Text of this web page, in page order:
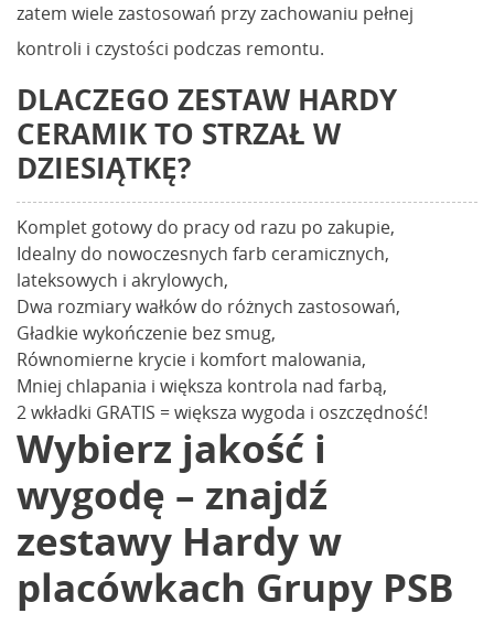
zatem wiele zastosowań przy zachowaniu pełnej
kontroli i czystości podczas remontu.
DLACZEGO ZESTAW HARDY
CERAMIK TO STRZAŁ W
DZIESIĄTKĘ?
Komplet gotowy do pracy od razu po zakupie,
Idealny do nowoczesnych farb ceramicznych,
lateksowych i akrylowych,
Dwa rozmiary wałków do różnych zastosowań,
Gładkie wykończenie bez smug,
Równomierne krycie i komfort malowania,
Mniej chlapania i większa kontrola nad farbą,
2 wkładki GRATIS = większa wygoda i oszczędność!
Wybierz jakość i
wygodę – znajdź
zestawy Hardy w
placówkach Grupy PSB